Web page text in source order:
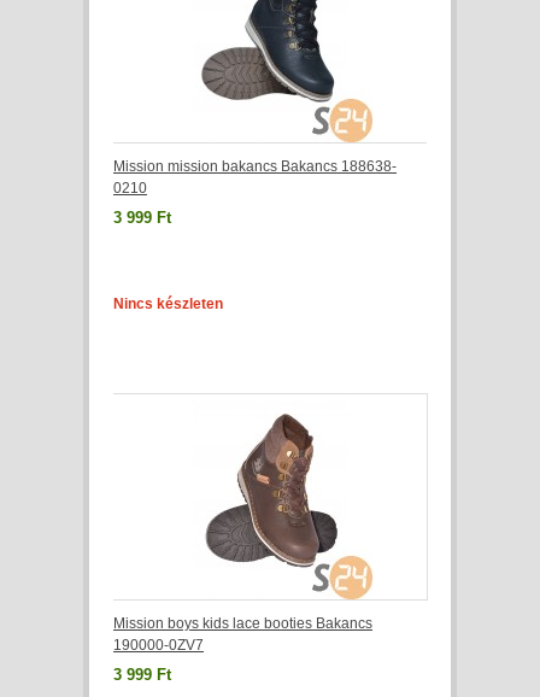
Mission mission bakancs Bakancs 188638-
0210
3 999 Ft
Nincs készleten
Mission boys kids lace booties Bakancs
190000-0ZV7
3 999 Ft